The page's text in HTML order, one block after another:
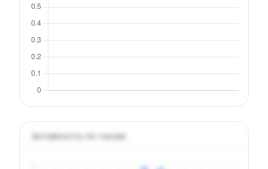
Активность по часам